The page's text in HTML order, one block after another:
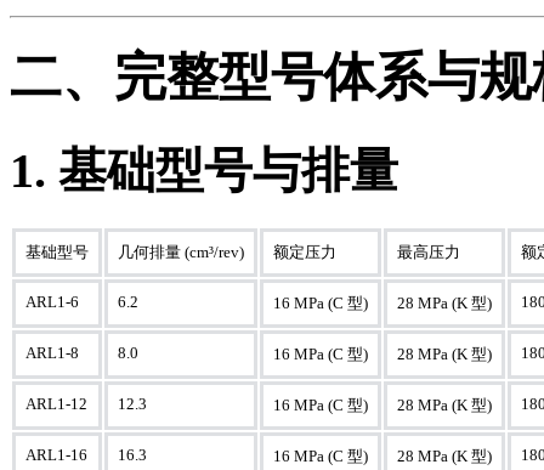
二、完整型号体系与规
1. 基础型号与排量
基础型号 几何排量 (cm³/rev) 额定压力 最高压力 额
ARL1-6 6.2 16 MPa (C 型) 28 MPa (K 型)
ARL1-8 8.0 16 MPa (C 型) 28 MPa (K 型)
ARL1-12 12.3 16 MPa (C 型) 28 MPa (K 型)
ARL1-16 16.3 16 MPa (C 型) 28 MPa (K 型)